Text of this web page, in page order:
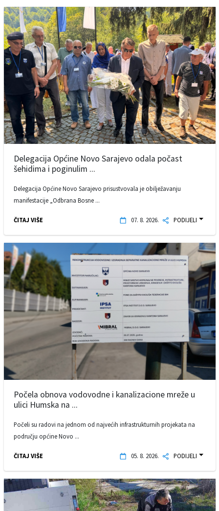
Delegacija Općine Novo Sarajevo odala počast
šehidima i poginulim ...
Delegacija Općine Novo Sarajevo prisustvovala je obilježavanju
manifestacije „Odbrana Bosne ...
ČITAJ VIŠE 07. 8. 2026. PODIJELI
Počela obnova vodovodne i kanalizacione mreže u
ulici Humska na ...
Počeli su radovi na jednom od najvećih infrastrukturnih projekata na
području općine Novo ...
ČITAJ VIŠE 05. 8. 2026. PODIJELI